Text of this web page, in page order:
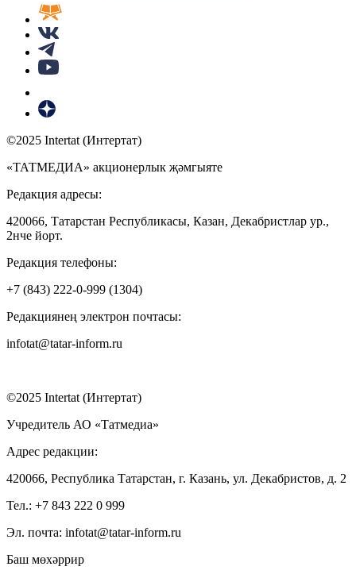
©2025 Intertat (Интертат)
«ТАТМЕДИА» акционерлык җәмгыяте
Редакция адресы:
420066, Татарстан Республикасы, Казан, Декабристлар ур.,
2нче йорт.
Редакция телефоны:
+7 (843) 222-0-999 (1304)
Редакциянең электрон почтасы:
infotat@tatar-inform.ru
©2025 Intertat (Интертат)
Учредитель АО «Татмедиа»
Адрес редакции:
420066, Республика Татарстан, г. Казань, ул. Декабристов, д. 2
Тел.: +7 843 222 0 999
Эл. почта: infotat@tatar-inform.ru
Баш мөхәррир